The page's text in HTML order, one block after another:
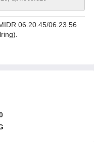
06.20.45/06.23.56